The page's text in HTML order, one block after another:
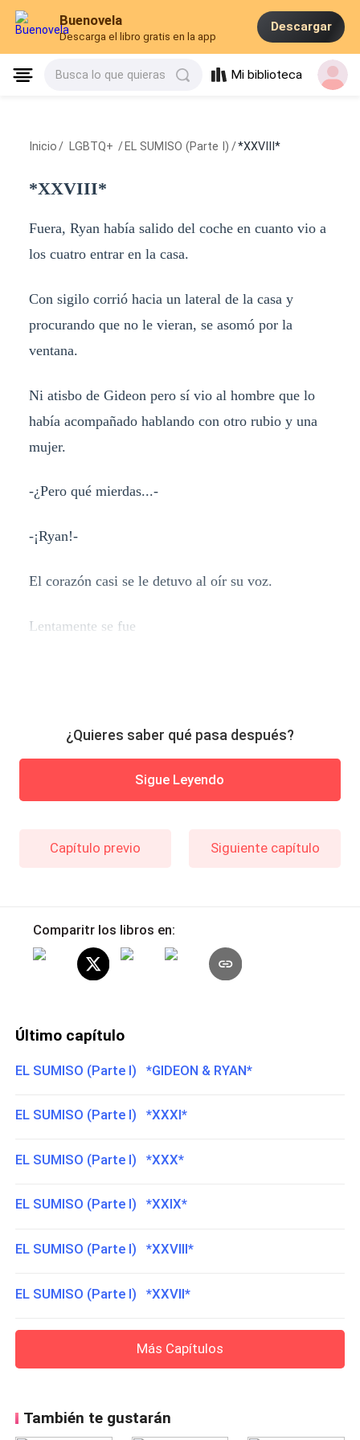
Buenovela
Descarga el libro gratis en la app
Descargar
Busca lo que quieras Mi biblioteca
Inicio / LGBTQ+ / EL SUMISO (Parte I) /*XXVIII*
*XXVIII*
Fuera, Ryan había salido del coche en cuanto vio a
los cuatro entrar en la casa.
Con sigilo corrió hacia un lateral de la casa y
procurando que no le vieran, se asomó por la
ventana.
Ni atisbo de Gideon pero sí vio al hombre que lo
había acompañado hablando con otro rubio y una
mujer.
-¿Pero qué mierdas...-
-¡Ryan!-
El corazón casi se le detuvo al oír su voz.
Lentamente se fue
¿Quieres saber qué pasa después?
Sigue Leyendo
Capítulo previo Siguiente capítulo
Comparitr los libros en:
Último capítulo
EL SUMISO (Parte I) *GIDEON & RYAN*
EL SUMISO (Parte I) *XXXI*
EL SUMISO (Parte I) *XXX*
EL SUMISO (Parte I) *XXIX*
EL SUMISO (Parte I) *XXVIII*
EL SUMISO (Parte I) *XXVII*
Más Capítulos
También te gustarán